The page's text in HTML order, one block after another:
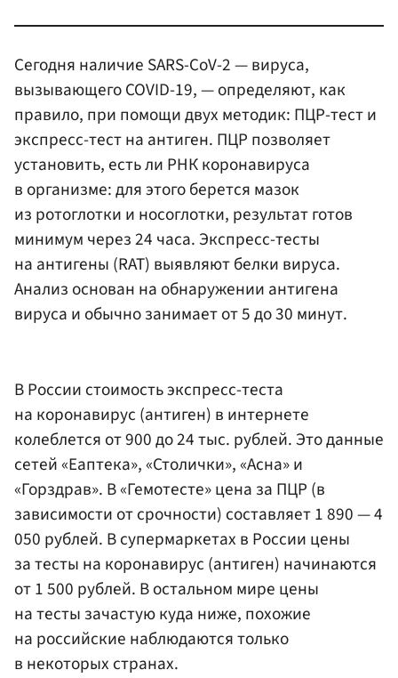
Сегодня наличие SARS-CoV-2 — вируса,
вызывающего COVID-19, — определяют, как
правило, при помощи двух методик: ПЦР-тест и
экспресс-тест на антиген. ПЦР позволяет
установить, есть ли РНК коронавируса
в организме: для этого берется мазок
из ротоглотки и носоглотки, результат готов
минимум через 24 часа. Экспресс-тесты
на антигены (RAT) выявляют белки вируса.
Анализ основан на обнаружении антигена
вируса и обычно занимает от 5 до 30 минут.
В России стоимость экспресс-теста
на коронавирус (антиген) в интернете
колеблется от 900 до 24 тыс. рублей. Это данные
сетей «Еаптека», «Столички», «Асна» и
«Горздрав». В «Гемотесте» цена за ПЦР (в
зависимости от срочности) составляет 1 890 — 4
050 рублей. В супермаркетах в России цены
за тесты на коронавирус (антиген) начинаются
от 1 500 рублей. В остальном мире цены
на тесты зачастую куда ниже, похожие
на российские наблюдаются только
в некоторых странах.